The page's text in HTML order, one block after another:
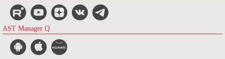
AST Manager Q